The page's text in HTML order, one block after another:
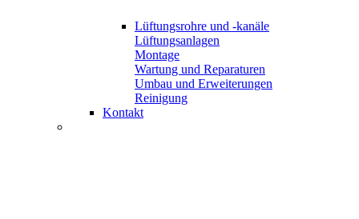
Lüftungsrohre und -kanäle
Lüftungsanlagen
Montage
Wartung und Reparaturen
Umbau und Erweiterungen
Reinigung
Kontakt